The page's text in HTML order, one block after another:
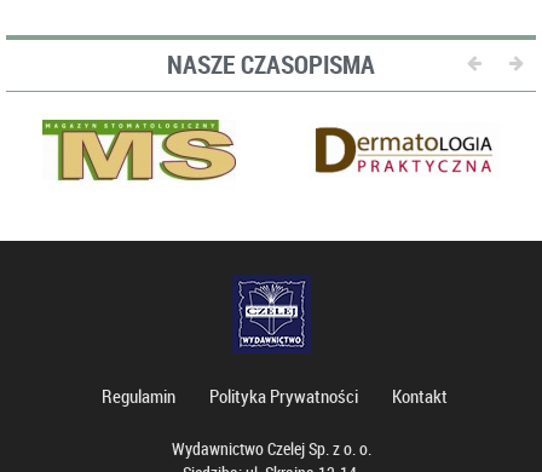
NASZE CZASOPISMA
Regulamin Polityka Prywatności Kontakt
Wydawnictwo Czelej Sp. z o. o.